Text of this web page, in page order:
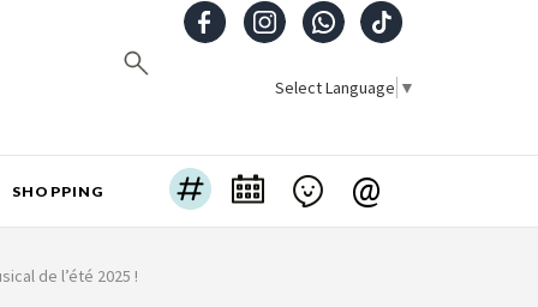
Select Language ▼
SHOPPING @
de l’été 2025 !